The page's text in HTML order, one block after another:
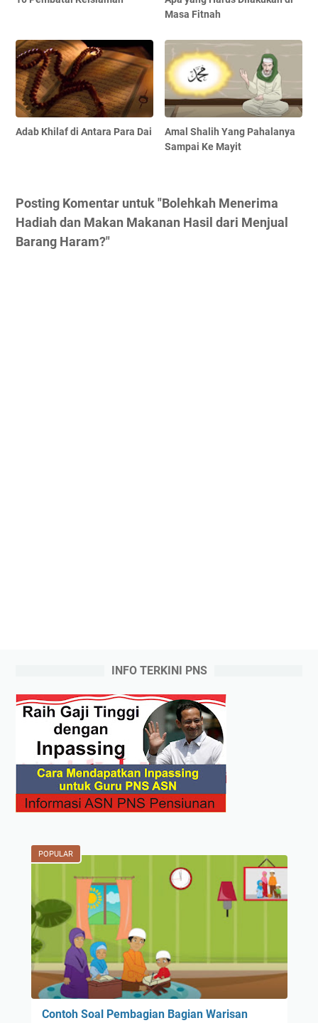
Masa Fitnah
Adab Khilaf di Antara Para Dai
Amal Shalih Yang Pahalanya
Sampai Ke Mayit
Posting Komentar untuk "Bolehkah Menerima
Hadiah dan Makan Makanan Hasil dari Menjual
Barang Haram?"
INFO TERKINI PNS
POPULAR
Contoh Soal Pembagian Bagian Warisan